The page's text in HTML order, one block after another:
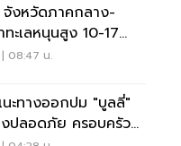
งหวัดภาคกลาง-
ทะเลหนุนสูง 10-17
08:47 น.
นะทางออกปม "บูลลี่"
งปลอดภัย ครอบครัว